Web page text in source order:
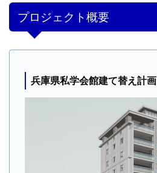
プロジェクト概要
兵庫県私学会館建て替え計画